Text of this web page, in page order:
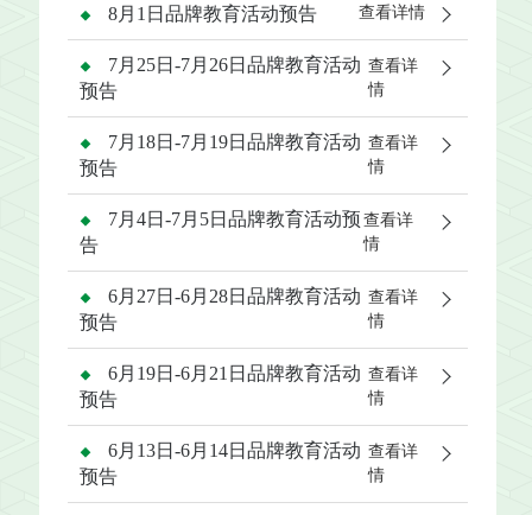
8月1日品牌教育活动预告 查看详情
7月25日-7月26日品牌教育活动
预告
查看详
情
7月18日-7月19日品牌教育活动
预告
查看详
情
7月4日-7月5日品牌教育活动预
告
查看详
情
6月27日-6月28日品牌教育活动
预告
查看详
情
6月19日-6月21日品牌教育活动
预告
查看详
情
6月13日-6月14日品牌教育活动
预告
查看详
情